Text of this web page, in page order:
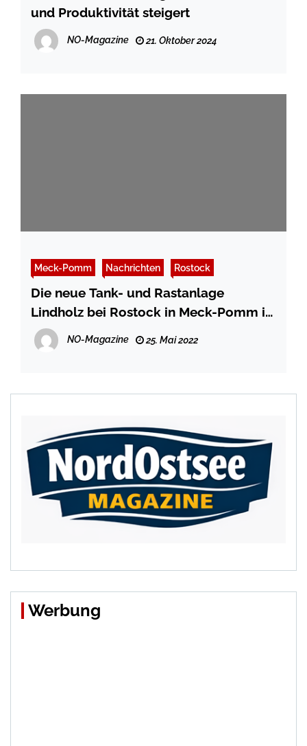
und Produktivität steigert
NO-Magazine 21. Oktober 2024
Meck-Pomm Nachrichten Rostock
Die neue Tank- und Rastanlage
Lindholz bei Rostock in Meck-Pomm ist
eröffnet
NO-Magazine 25. Mai 2022
Werbung